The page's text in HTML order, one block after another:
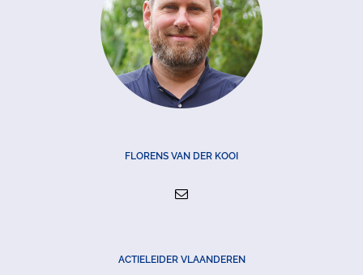
FLORENS VAN DER KOOI
ACTIELEIDER VLAANDEREN